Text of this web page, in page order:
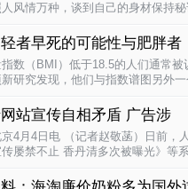
人风情万种，谈到自己的身材保持
开始她就是个素食主义者，早餐吃
子..
者早死的可能性与肥胖者
数（BMI）低于18.5的人们通常被
研究发现，他们与指数谱图另外
略的）整体健康指标的可靠性。这
高度与重量的比..
站宣传自相矛盾 广告涉
京4月4日电 （记者赵敬菡）日前，
屡禁不止 香丹清多次被曝光》等
网站存在备案信息不明、涉嫌违规发